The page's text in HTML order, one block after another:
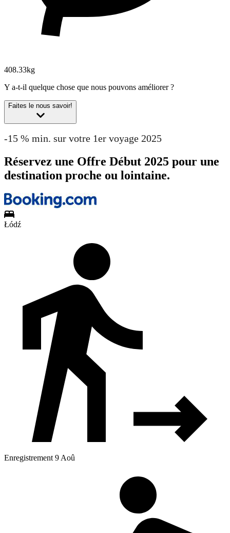
408.33kg
Y a-t-il quelque chose que nous pouvons améliorer ?
Faites le nous savoir!
-15 % min. sur votre 1er voyage 2025
Réservez une Offre Début 2025 pour une
destination proche ou lointaine.
Łódź
Enregistrement 9 Aoû